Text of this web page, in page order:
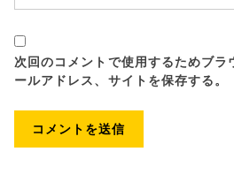
次回のコメントで使用するためブラ
ールアドレス、サイトを保存する。